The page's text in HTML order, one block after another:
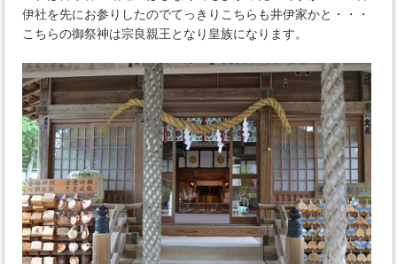
伊社を先にお参りしたのでてっきりこちらも井伊家かと・・・
こちらの御祭神は宗良親王となり皇族になります。